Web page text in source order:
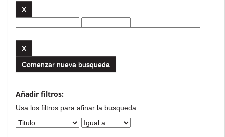
Comenzar nueva busqueda
Añadir filtros:
Usa los filtros para afinar la busqueda.